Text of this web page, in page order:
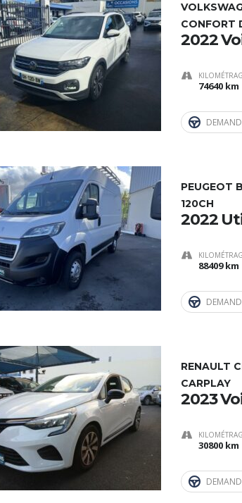
CONFORT
2022
74640 km
PEUGEOT
120CH
2022
88409 km
RENAULT
CARPLAY
2023
30800 km